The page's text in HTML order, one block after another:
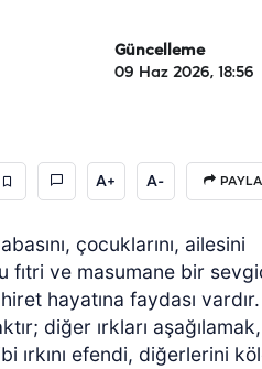
Güncelleme
09 Haz 2026, 18:56
A+ A-
çocuklarını, ailesini
fıtri ve masumane bir
hayatına faydası vardır.
diğer ırkları aşağılamak,
ırkını efendi, diğerlerini